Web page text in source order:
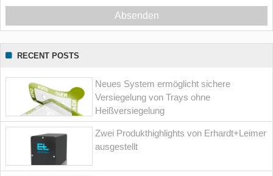
Absenden
RECENT POSTS
Neues System ermöglicht sichere
Versiegelung von Trays ohne
Heißversiegelung
Zwei Produkthighlights von Erhardt+Leimer
ausgestellt